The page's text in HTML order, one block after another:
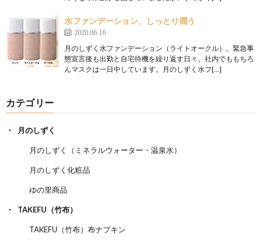
水ファンデーション、しっとり潤う
2020.06.16
月のしずく水ファンデーション（ライトオークル）。緊急事
態宣言後も出勤と自宅待機を繰り返す日々。社内でももちろ
んマスクは一日中しています。月のしずく水フ[…]
カテゴリー
月のしずく
月のしずく（ミネラルウォーター・温泉水）
月のしずく化粧品
ゆの里商品
TAKEFU（竹布）
TAKEFU（竹布）布ナプキン